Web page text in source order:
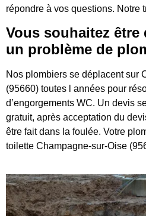
répondre à vos questions. Notre
Vous souhaitez être
un problème de
Nos plombiers se déplacent sur
(95660) toutes l années pour
d’engorgements WC. Un devis
gratuit, après acceptation du
être fait dans la foulée. Votre
toilette Champagne-sur-Oise